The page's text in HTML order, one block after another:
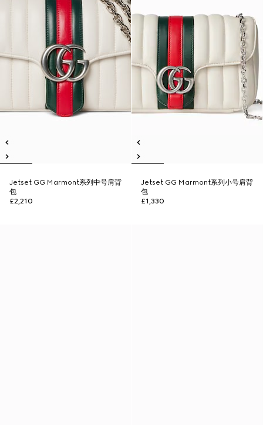
Jetset GG Marmont系列中号肩背
包
£2,210
Jetset GG Marmont系列小号肩背
包
£1,330